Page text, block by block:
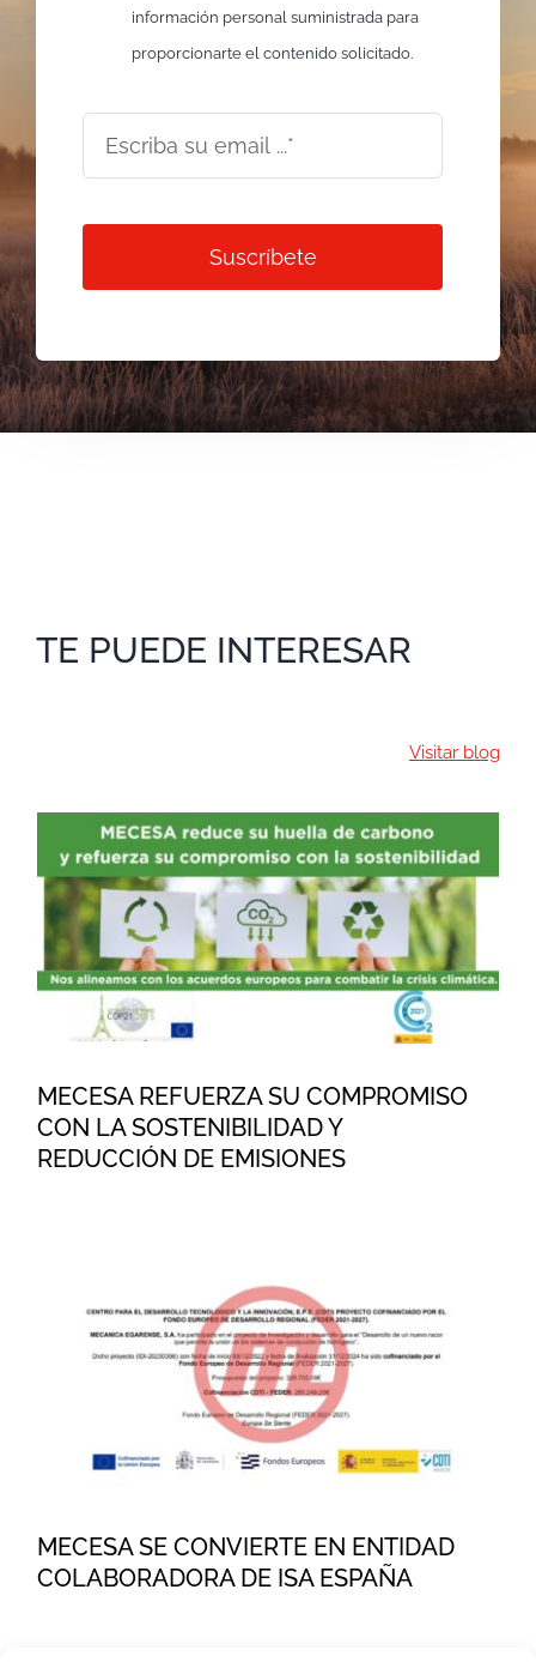
información personal suministrada para
proporcionarte el contenido solicitado.
Suscríbete
TE PUEDE INTERESAR
Visitar blog
MECESA REFUERZA SU
COMPROMISO CON LA
SOSTENIBILIDAD Y
REDUCCIÓN DE EMISIONES
MECESA REFUERZA SU COMPROMISO
CON LA SOSTENIBILIDAD Y
REDUCCIÓN DE EMISIONES
MECESA SE CONVIERTE EN
ENTIDAD COLABORADORA DE
ISA ESPAÑA
MECESA SE CONVIERTE EN ENTIDAD
COLABORADORA DE ISA ESPAÑA